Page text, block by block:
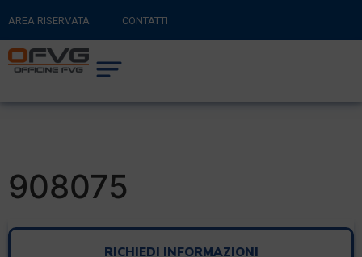
AREA RISERVATA CONTATTI
RITORNA AL SITO PRINCIPALE
CARRELLO
908075
RICHIEDI INFORMAZIONI